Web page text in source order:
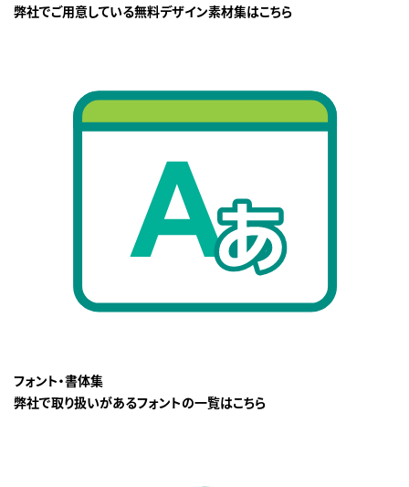
弊社でご用意している無料デザイン素材集はこちら
フォント・書体集
弊社で取り扱いがあるフォントの一覧はこちら